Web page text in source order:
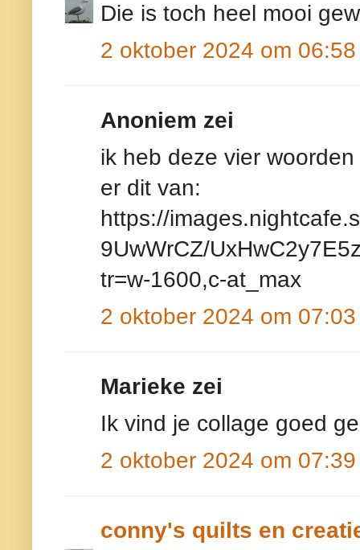
Die is toch heel mooi
2 oktober 2024 om 06:58
Anoniem zei
ik heb deze vier
er dit van:
https://
9UwWrCZ/
tr=w-1600,c-at_max
2 oktober 2024 om 07:03
Marieke zei
Ik vind je collage goed
2 oktober 2024 om 07:39
conny's quilts en